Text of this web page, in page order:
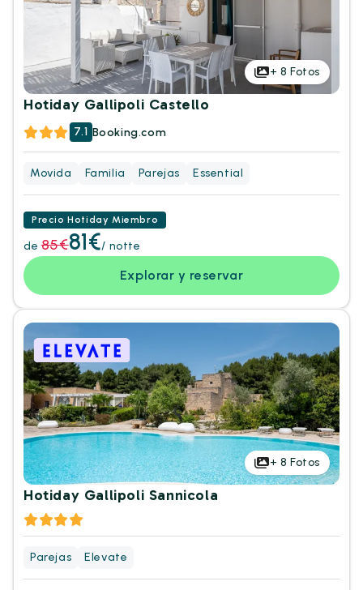
+ 8 Fotos
Hotiday Gallipoli Castello
7.1 Booking.com
Movida Familia Parejas Essential
Precio Hotiday Miembro
de 85€81€/ notte
Explorar y reservar
+ 8 Fotos
Hotiday Gallipoli Sannicola
Parejas Elevate